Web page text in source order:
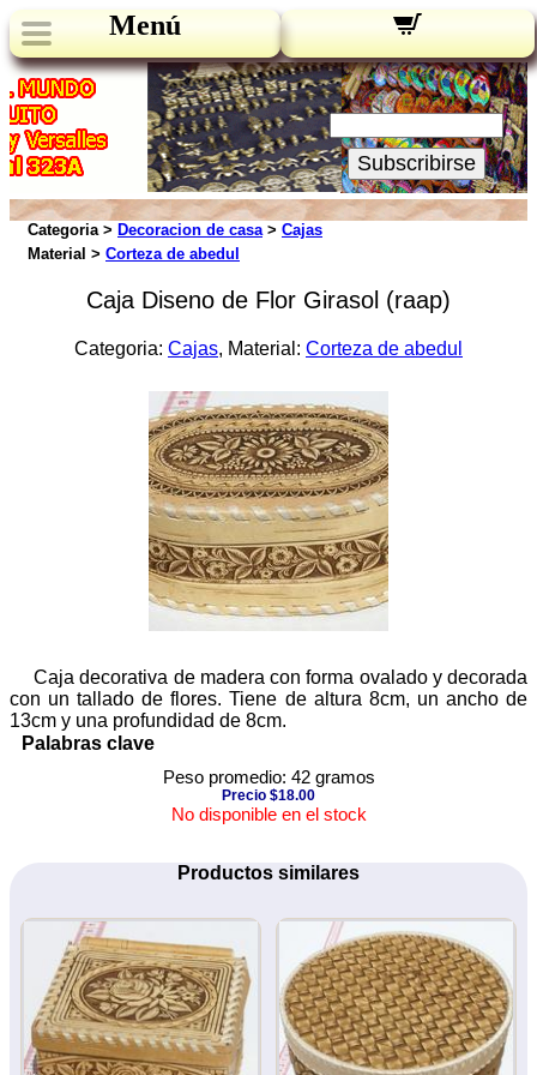
Menú
Novedades:
Su Email:
Subscribirse
Categoria > Decoracion de casa> Cajas
Material > Corteza de abedul
Caja Diseno de Flor Girasol (raap)
Categoria: Cajas, Material: Corteza de abedul
Caja decorativa de madera con forma ovalado y decorada
con un tallado de flores. Tiene de altura 8cm, un ancho de
13cm y una profundidad de 8cm.
Palabras clave
Peso promedio: 42 gramos
Precio $18.00
No disponible en el stock
Productos similares